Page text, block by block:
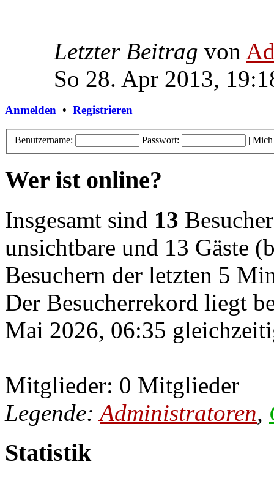
Letzter Beitrag von
So 28. Apr 2013,
Anmelden • Registrieren
Benutzername: Passwort: | Mich
Wer ist online?
Insgesamt sind 13
unsichtbare und 13 Gäste
Besuchern der letzten 5
Der Besucherrekord liegt
Mai 2026, 06:35
Mitglieder: 0 Mitglieder
Legende:Administratoren,
Statistik